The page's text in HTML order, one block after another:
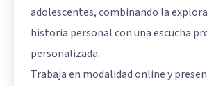
adolescentes, combinando la
historia personal con una escucha
personalizada.
Trabaja en modalidad online y